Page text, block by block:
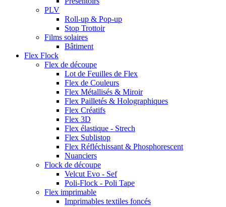
PLV
Roll-up & Pop-up
Stop Trottoir
Films solaires
Bâtiment
Flex Flock
Flex de découpe
Lot de Feuilles de Flex
Flex de Couleurs
Flex Métallisés & Miroir
Flex Pailletés & Holographiques
Flex Créatifs
Flex 3D
Flex élastique - Strech
Flex Sublistop
Flex Réfléchissant & Phosphorescent
Nuanciers
Flock de découpe
Velcut Evo - Sef
Poli-Flock - Poli Tape
Flex imprimable
Imprimables textiles foncés